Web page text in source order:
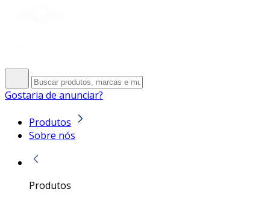
Gostaria de anunciar?
Produtos
Sobre nós
Produtos